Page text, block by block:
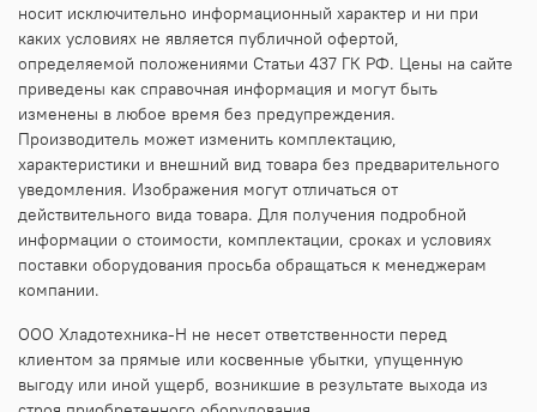
носит исключительно информационный характер и ни при
каких условиях не является публичной офертой,
определяемой положениями Статьи 437 ГК РФ. Цены на сайте
приведены как справочная информация и могут быть
изменены в любое время без предупреждения.
Производитель может изменить комплектацию,
характеристики и внешний вид товара без предварительного
уведомления. Изображения могут отличаться от
действительного вида товара. Для получения подробной
информации о стоимости, комплектации, сроках и условиях
поставки оборудования просьба обращаться к менеджерам
компании.
ООО Хладотехника-Н не несет ответственности перед
клиентом за прямые или косвенные убытки, упущенную
выгоду или иной ущерб, возникшие в результате выхода из